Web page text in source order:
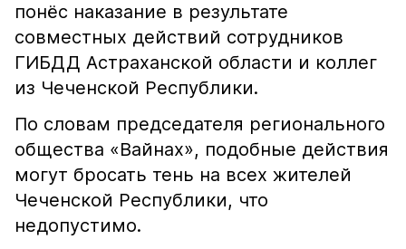
понёс наказание в результате
совместных действий сотрудников
ГИБДД Астраханской области и коллег
из Чеченской Республики.
По словам председателя регионального
общества «Вайнах», подобные действия
могут бросать тень на всех жителей
Чеченской Республики, что
недопустимо.